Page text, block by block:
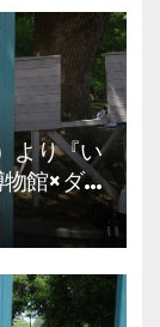
より『い
館×ダ
野公園